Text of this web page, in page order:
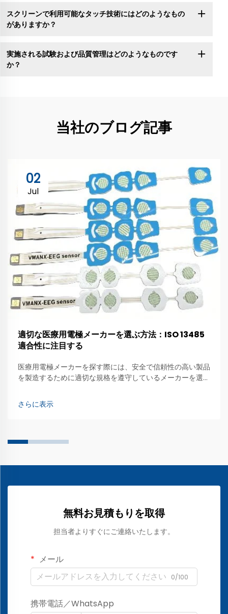
スクリーンで利用可能なタッチ技術にはどのようなもの
がありますか？
実施される試験および品質管理はどのようなものです
か？
当社のブログ記事
02
Jul
適切な医療用電極メーカーを選ぶ方法：ISO 13485
適合性に注目する
医療用電極メーカーを探す際には、安全で信頼性の高い製品
を製造するために適切な規格を遵守しているメーカーを選ぶ
電極の製造を重視する企業です。これらの特殊なデバイス
は、医師が…
さらに表示
無料お見積もりを取得
担当者よりすぐにご連絡いたします。
メール
0/100
携帯電話／WhatsApp